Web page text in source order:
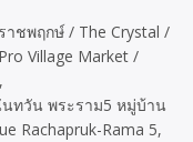
าชพฤกษ์ / The Crystal /
Village Market /
ทวัน พระราม5 หมู่บ้าน
Rachapruk-Rama 5,